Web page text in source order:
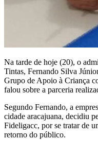
Na tarde de hoje (20), o
Tintas, Fernando Silva
Grupo de Apoio à Criança
falou sobre a parceria
Segundo Fernando, a
cidade aracajuana, decidiu
Fideligacc, por se tratar de
retorno do público.